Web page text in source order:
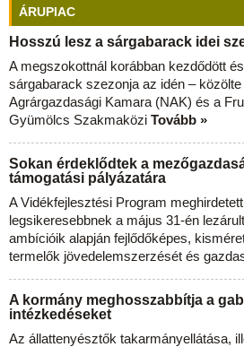
ÁRUPIAC
Hosszú lesz a sárgabarack idei
A megszokottnál korábban kezdődött
sárgabarack szezonja az idén –
Agrárgazdasági Kamara (NAK) és a
Gyümölcs Szakmaközi Tovább »
Sokan érdeklődtek a
támogatási pályázatára
A Vidékfejlesztési Program
legsikeresebbnek a május 31-én
ambícióik alapján fejlődőképes,
termelők jövedelemszerzését és
A kormány meghosszabbítja a
intézkedéseket
Az állattenyésztők takarmányellátása,